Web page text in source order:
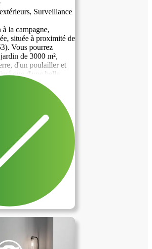
Surveillance
la campagne,
située à proximité de
Vous pourrez
de 3000 m²,
d'un poulailler et
que d'une belle
est idéal pour un
ressourcer dans un